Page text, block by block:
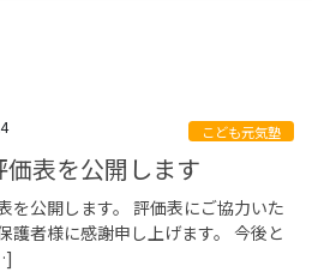
こども元気塾
価表を公開します
を公開します。 評価表にご協力いた
護者様に感謝申し上げます。 今後と